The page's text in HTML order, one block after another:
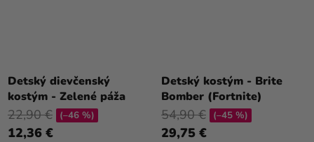
Detský dievčenský
kostým - Zelené páža
12,36 €
22,90 € (–46 %)
Detský kostým - Brite
Bomber (Fortnite)
hodnotenie
produktu
je
5,0
29,75 €
54,90 € (–45 %)